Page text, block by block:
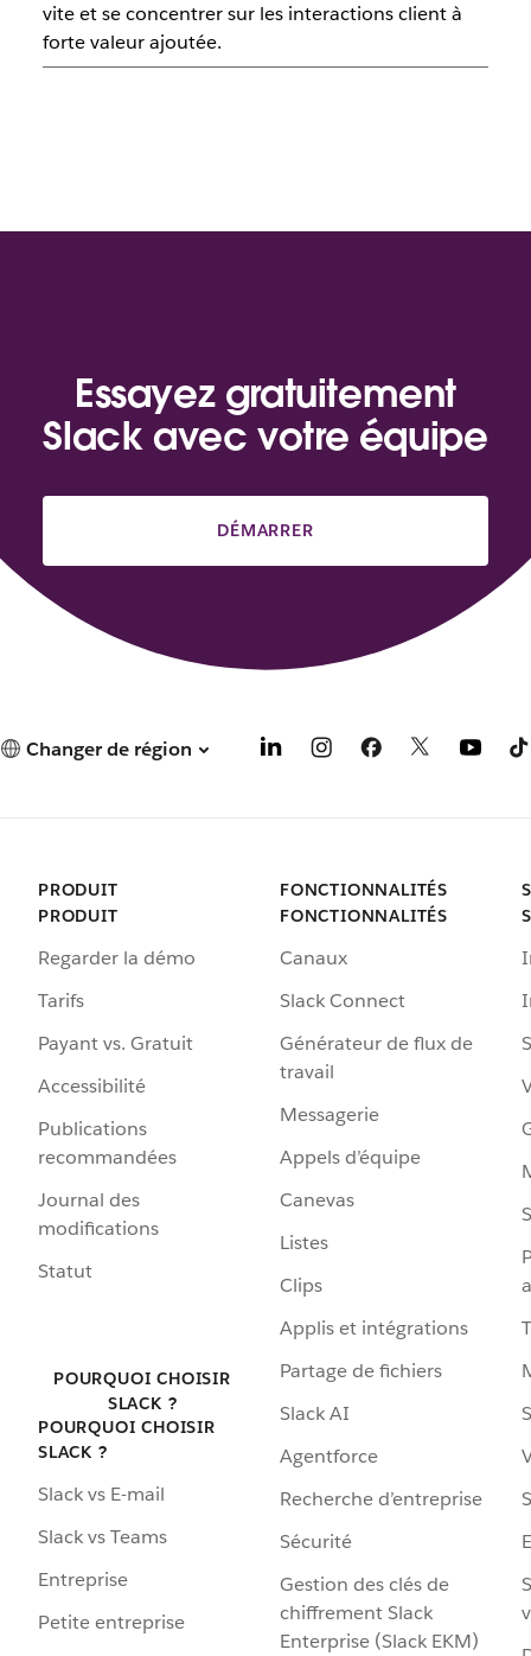
vite et se concentrer sur les interactions client à
forte valeur ajoutée.
Essayez gratuitement
Slack avec votre équipe
DÉMARRER
Changer de région
PRODUIT
PRODUIT
Regarder la démo
Tarifs
Payant vs. Gratuit
Accessibilité
Publications
recommandées
Journal des
modifications
Statut
POURQUOI CHOISIR
SLACK ?
POURQUOI CHOISIR
SLACK ?
Slack vs E-mail
Slack vs Teams
Entreprise
Petite entreprise
FONCTIONNALITÉS
FONCTIONNALITÉS
Canaux
Slack Connect
Générateur de flux de
travail
Messagerie
Appels d’équipe
Canevas
Listes
Clips
Applis et intégrations
Partage de fichiers
Slack AI
Agentforce
Recherche d’entreprise
Sécurité
Gestion des clés de
chiffrement Slack
Enterprise (Slack EKM)